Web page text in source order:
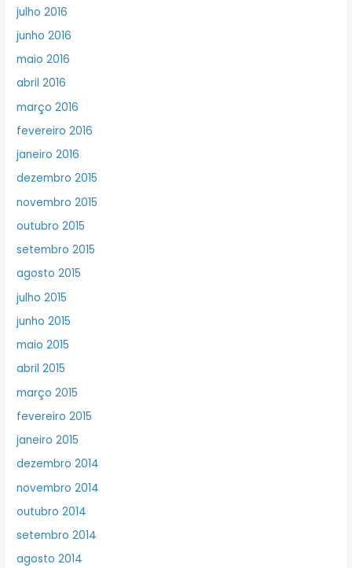
julho 2016
junho 2016
maio 2016
abril 2016
março 2016
fevereiro 2016
janeiro 2016
dezembro 2015
novembro 2015
outubro 2015
setembro 2015
agosto 2015
julho 2015
junho 2015
maio 2015
abril 2015
março 2015
fevereiro 2015
janeiro 2015
dezembro 2014
novembro 2014
outubro 2014
setembro 2014
agosto 2014